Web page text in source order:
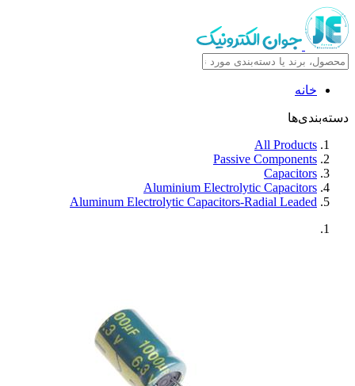
خانه
دسته‌بندی‌ها
All Products
Passive Components
Capacitors
Aluminium Electrolytic Capacitors
Aluminum Electrolytic Capacitors-Radial Leaded